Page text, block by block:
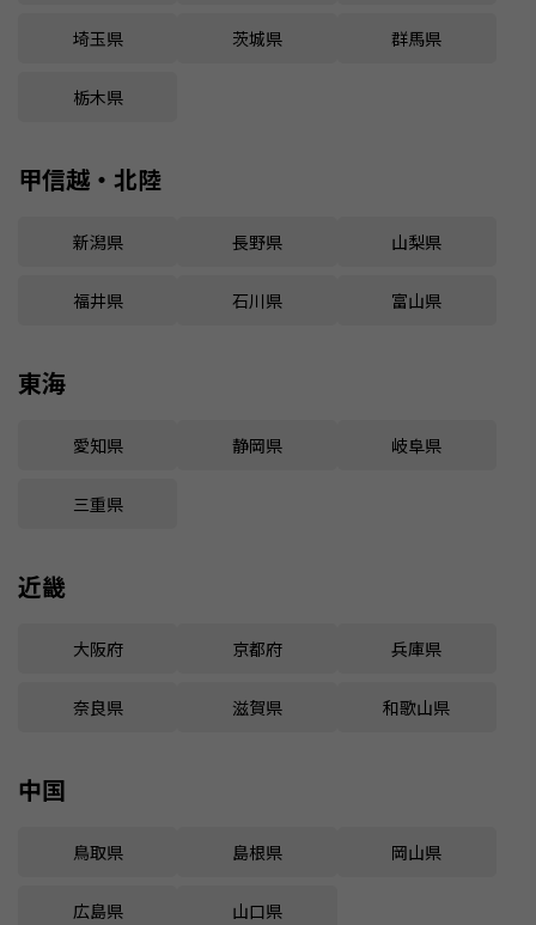
埼玉県 茨城県 群馬県
栃木県
甲信越・北陸
新潟県 長野県 山梨県
福井県 石川県 富山県
東海
愛知県 静岡県 岐阜県
三重県
近畿
大阪府 京都府 兵庫県
奈良県 滋賀県 和歌山県
中国
鳥取県 島根県 岡山県
広島県 山口県